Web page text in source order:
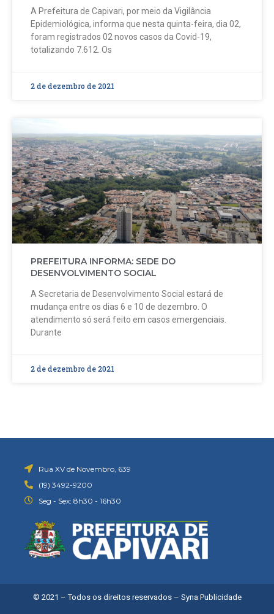
A Prefeitura de Capivari, por meio da Vigilância
Epidemiológica, informa que nesta quinta-feira, dia 02,
foram registrados 02 novos casos da Covid-19,
totalizando 7.612. Os
2 de dezembro de 2021
PREFEITURA INFORMA: SEDE DO
DESENVOLVIMENTO SOCIAL
A Secretaria de Desenvolvimento Social estará de
mudança entre os dias 6 e 10 de dezembro. O
atendimento só será feito em casos emergenciais.
Durante
2 de dezembro de 2021
Rua XV de Novembro, 639
(19) 3492-9200
Seg - Sex: 8h30 - 16h30
© 2021 – Todos os direitos reservados – Syna Publicidade